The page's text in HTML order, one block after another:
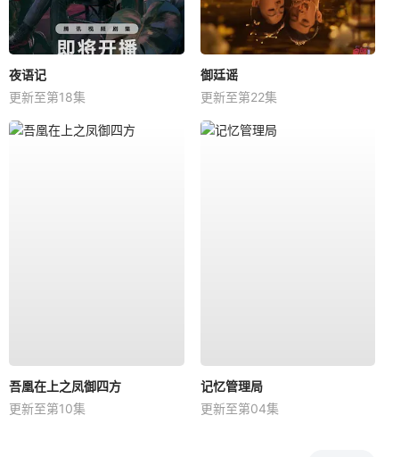
夜语记
更新至第18集
御廷谣
更新至第22集
吾凰在上之凤御四方
更新至第10集
记忆管理局
更新至第04集